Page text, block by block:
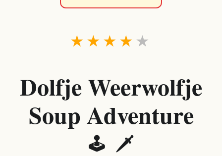
★
★
★
★
★
Dolfje Weerwolfje
Soup Adventure
🕹️ 🗡️